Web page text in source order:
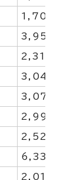
1,700
3,954
2,315
3,041
3,073
2,991
2,524
6,336
2,018